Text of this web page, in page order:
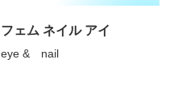
フェム ネイル アイ
eye & nail